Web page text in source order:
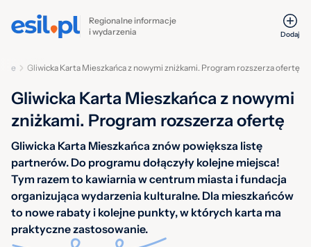
Regionalne informacje
i wydarzenia
Dodaj
Gliwicka Karta Mieszkańca z nowymi zniżkami. Program rozszerza ofertę
Gliwicka Karta Mieszkańca z nowymi
zniżkami. Program rozszerza ofertę
Gliwicka Karta Mieszkańca znów powiększa listę
partnerów. Do programu dołączyły kolejne miejsca!
Tym razem to kawiarnia w centrum miasta i fundacja
organizująca wydarzenia kulturalne. Dla mieszkańców
to nowe rabaty i kolejne punkty, w których karta ma
praktyczne zastosowanie.